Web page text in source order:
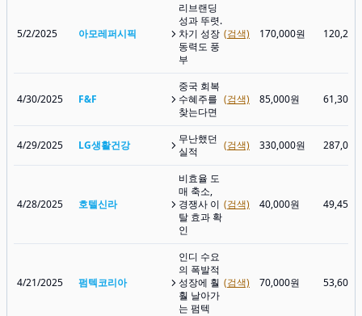
5/2/2025 아모레퍼시픽
리브랜딩
성과 뚜렷.
차기 성장
동력도 풍
부
(검색) 170,000원 120,200
4/30/2025 F&F
중국 회복
수혜주를
찾는다면
(검색) 85,000원 61,300
4/29/2025 LG생활건강
무난했던
실적
(검색) 330,000원 287,000
4/28/2025 호텔신라
비효율 도
매 축소,
경쟁사 이
탈 효과 확
인
(검색) 40,000원 49,450
4/21/2025 펌텍코리아
인디 수요
의 폭발적
성장에 훨
훨 날아가
는 펌텍
(검색) 70,000원 53,600